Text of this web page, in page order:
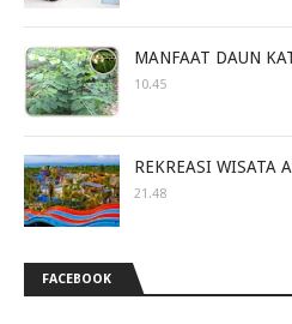
MANFAAT DAUN
10.45
REKREASI WISATA
21.48
FACEBOOK